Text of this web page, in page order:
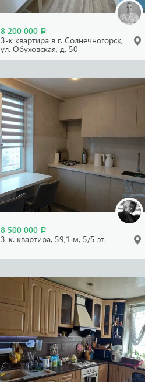
8 200 000 Р
3-к квартира в г. Солнечногорск,
ул. Обуховская, д. 50
8 500 000 Р
3-к. квартира, 59,1 м, 5/5 эт.